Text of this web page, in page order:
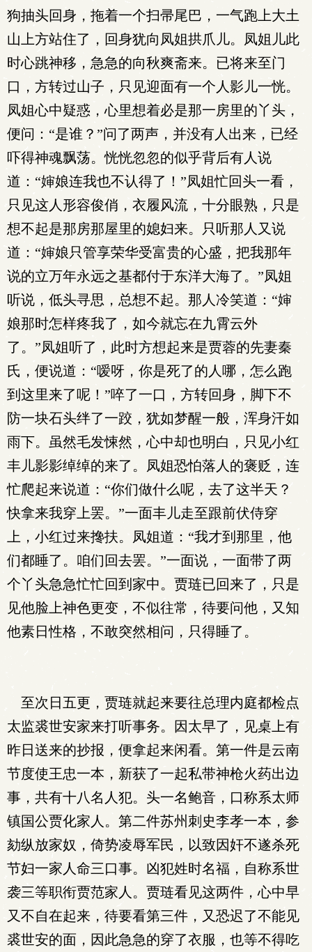
狗抽头回身，拖着一个扫帚尾巴，一气跑上大土
山上方站住了，回身犹向凤姐拱爪儿。凤姐儿此
时心跳神移，急急的向秋爽斋来。已将来至门
口，方转过山子，只见迎面有一个人影儿一恍。
凤姐心中疑惑，心里想着必是那一房里的丫头，
便问：“是谁？”问了两声，并没有人出来，已经
吓得神魂飘荡。恍恍忽忽的似乎背后有人说
道：“婶娘连我也不认得了！”凤姐忙回头一看，
只见这人形容俊俏，衣履风流，十分眼熟，只是
想不起是那房那屋里的媳妇来。只听那人又说
道：“婶娘只管享荣华受富贵的心盛，把我那年
说的立万年永远之基都付于东洋大海了。”凤姐
听说，低头寻思，总想不起。那人冷笑道：“婶
娘那时怎样疼我了，如今就忘在九霄云外
了。”凤姐听了，此时方想起来是贾蓉的先妻秦
氏，便说道：“嗳呀，你是死了的人哪，怎么跑
到这里来了呢！”啐了一口，方转回身，脚下不
防一块石头绊了一跤，犹如梦醒一般，浑身汗如
雨下。虽然毛发悚然，心中却也明白，只见小红
丰儿影影绰绰的来了。凤姐恐怕落人的褒贬，连
忙爬起来说道：“你们做什么呢，去了这半天？
快拿来我穿上罢。”一面丰儿走至跟前伏侍穿
上，小红过来搀扶。凤姐道：“我才到那里，他
们都睡了。咱们回去罢。”一面说，一面带了两
个丫头急急忙忙回到家中。贾琏已回来了，只是
见他脸上神色更变，不似往常，待要问他，又知
他素日性格，不敢突然相问，只得睡了。
至次日五更，贾琏就起来要往总理内庭都检点
太监裘世安家来打听事务。因太早了，见桌上有
昨日送来的抄报，便拿起来闲看。第一件是云南
节度使王忠一本，新获了一起私带神枪火药出边
事，共有十八名人犯。头一名鲍音，口称系太师
镇国公贾化家人。第二件苏州刺史李孝一本，参
劾纵放家奴，倚势凌辱军民，以致因奸不遂杀死
节妇一家人命三口事。凶犯姓时名福，自称系世
袭三等职衔贾范家人。贾琏看见这两件，心中早
又不自在起来，待要看第三件，又恐迟了不能见
裘世安的面，因此急急的穿了衣服，也等不得吃